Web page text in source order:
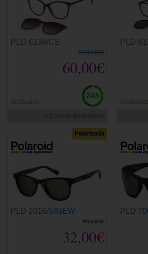
PLD 6138/CS
109,00€
60,00€
Graduable
2 Colores disponibles
PLD
Graduable
Polarizada
PLD 1016/S/NEW
59,00€
32,00€
PLD